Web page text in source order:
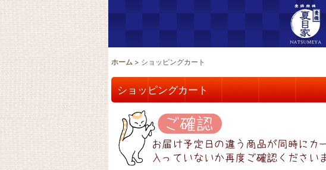
ホーム > ショッピングカート
ショッピングカート